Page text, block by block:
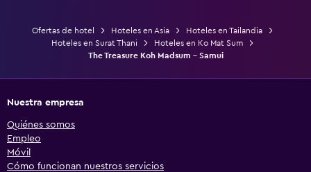
Ofertas de hotel Hoteles en Asia
Hoteles en Tailandia
Hoteles en Surat Thani
Hoteles en Ko Mat Sum
The Treasure Koh Madsum - Samui
Nuestra empresa
Quiénes somos
Empleo
Móvil
Cómo funcionan nuestros servicios